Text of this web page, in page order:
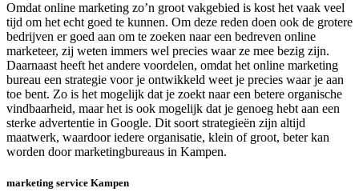
Omdat online marketing zo’n groot vakgebied is kost het vaak veel
tijd om het echt goed te kunnen. Om deze reden doen ook de grotere
bedrijven er goed aan om te zoeken naar een bedreven online
marketeer, zij weten immers wel precies waar ze mee bezig zijn.
Daarnaast heeft het andere voordelen, omdat het online marketing
bureau een strategie voor je ontwikkeld weet je precies waar je aan
toe bent. Zo is het mogelijk dat je zoekt naar een betere organische
vindbaarheid, maar het is ook mogelijk dat je genoeg hebt aan een
sterke advertentie in Google. Dit soort strategieën zijn altijd
maatwerk, waardoor iedere organisatie, klein of groot, beter kan
worden door marketingbureaus in Kampen.
marketing service Kampen